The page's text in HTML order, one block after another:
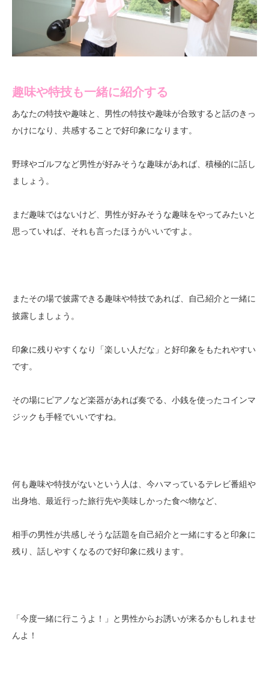
趣味や特技も一緒に紹介する
あなたの特技や趣味と、男性の特技や趣味が合致すると話のきっ
かけになり、共感することで好印象になります。
野球やゴルフなど男性が好みそうな趣味があれば、積極的に話し
ましょう。
まだ趣味ではないけど、男性が好みそうな趣味をやってみたいと
思っていれば、それも言ったほうがいいですよ。
またその場で披露できる趣味や特技であれば、自己紹介と一緒に
披露しましょう。
印象に残りやすくなり「楽しい人だな」と好印象をもたれやすい
です。
その場にピアノなど楽器があれば奏でる、小銭を使ったコインマ
ジックも手軽でいいですね。
何も趣味や特技がないという人は、今ハマっているテレビ番組や
出身地、最近行った旅行先や美味しかった食べ物など、
相手の男性が共感しそうな話題を自己紹介と一緒にすると印象に
残り、話しやすくなるので好印象に残ります。
「今度一緒に行こうよ！」と男性からお誘いが来るかもしれませ
んよ！